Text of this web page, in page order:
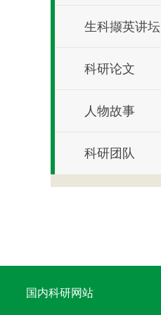
生科撷英讲坛
科研论文
人物故事
科研团队
国内科研网站